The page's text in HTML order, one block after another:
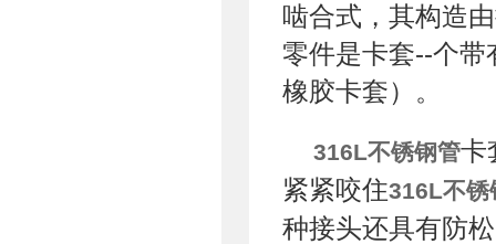
啮合式，其构造
零件是卡套--个
橡胶卡套）。
316L不锈钢管卡
紧紧咬住316L不锈
种接头还具有防